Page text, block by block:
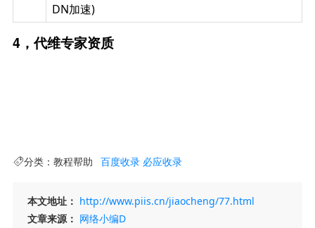
DN加速)
4，代维专家资质
分类： 教程帮助 百度收录 必应收录
本文地址： http://www.piis.cn/jiaocheng/77.html
文章来源： 网络小编D